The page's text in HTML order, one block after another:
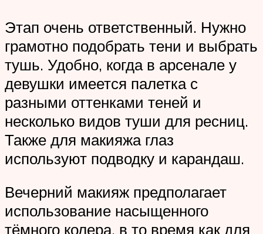
Этап очень ответственный. Нужно
грамотно подобрать тени и выбрать
тушь. Удобно, когда в арсенале у
девушки имеется палетка с
разными оттенками теней и
несколько видов туши для ресниц.
Также для макияжа глаз
используют подводку и карандаш.
Вечерний макияж предполагает
использование насыщенного
тёмного колера, в то время как для